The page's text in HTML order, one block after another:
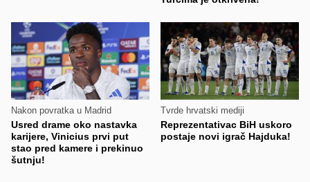
Nakon povratka u Madrid
Usred drame oko nastavka
karijere, Vinicius prvi put
stao pred kamere i prekinuo
šutnju!
Tvrde hrvatski mediji
Reprezentativac BiH uskoro
postaje novi igrač Hajduka!